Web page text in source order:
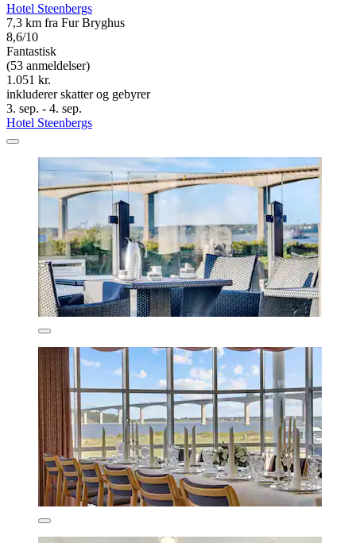
Hotel Steenbergs
7,3 km fra Fur Bryghus
8,6/10
Fantastisk
(53 anmeldelser)
1.051 kr.
inkluderer skatter og gebyrer
3. sep. - 4. sep.
Hotel Steenbergs